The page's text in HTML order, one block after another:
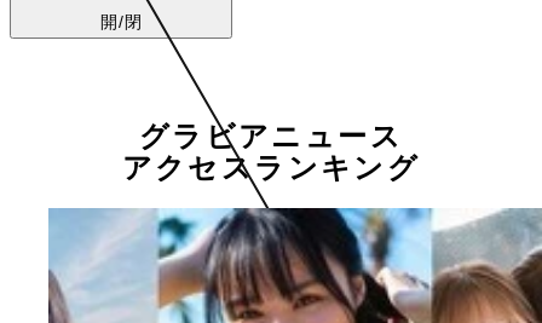
開/閉
グラビアニュース
アクセスランキング